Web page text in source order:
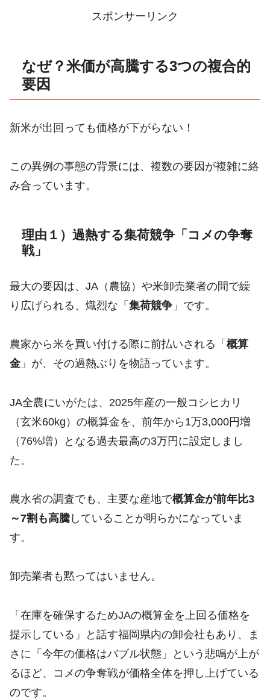
スポンサーリンク
なぜ？米価が高騰する3つの複合的
要因
新米が出回っても価格が下がらない！
この異例の事態の背景には、複数の要因が複雑に絡
み合っています。
理由１）過熱する集荷競争「コメの争奪
戦」
最大の要因は、JA（農協）や米卸売業者の間で繰
り広げられる、熾烈な「 集荷競争 」です。
農家から米を買い付ける際に前払いされる「 概算
金」が、その過熱ぶりを物語っています。
JA全農にいがたは、2025年産の一般コシヒカリ
（玄米60kg）の概算金を、前年から1万3,000円増
（76%増）となる過去最高の3万円に設定しまし
た。
農水省の調査でも、主要な産地で概算金が前年比3
～7割も高騰 していることが明らかになっていま
す。
卸売業者も黙ってはいません。
「在庫を確保するためJAの概算金を上回る価格を
提示している」と話す福岡県内の卸会社もあり、ま
さに「今年の価格はバブル状態」という悲鳴が上が
るほど、コメの争奪戦が価格全体を押し上げている
のです。